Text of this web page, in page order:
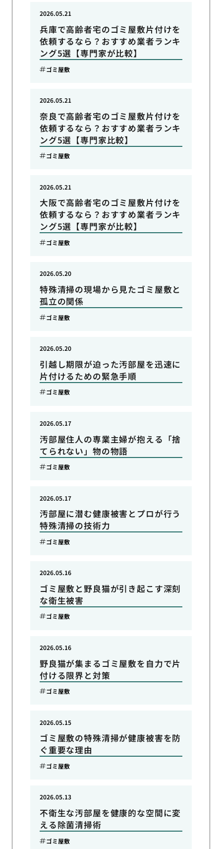
兵庫で高齢者宅のゴミ屋敷片付けを
依頼するなら？おすすめ業者ランキ
ング5選【専門家が比較】
2026.05.21
ゴミ屋敷
奈良で高齢者宅のゴミ屋敷片付けを
依頼するなら？おすすめ業者ランキ
ング5選【専門家比較】
2026.05.21
ゴミ屋敷
大阪で高齢者宅のゴミ屋敷片付けを
依頼するなら？おすすめ業者ランキ
ング5選【専門家が比較】
2026.05.21
ゴミ屋敷
特殊清掃の現場から見たゴミ屋敷と
孤立の関係
2026.05.20
ゴミ屋敷
引越し期限が迫った汚部屋を迅速に
片付けるための緊急手順
2026.05.20
ゴミ屋敷
汚部屋住人の専業主婦が抱える「捨
てられない」物の物語
2026.05.17
ゴミ屋敷
汚部屋に潜む健康被害とプロが行う
特殊清掃の技術力
2026.05.17
ゴミ屋敷
ゴミ屋敷と野良猫が引き起こす深刻
な衛生被害
2026.05.16
ゴミ屋敷
野良猫が集まるゴミ屋敷を自力で片
付ける限界と対策
2026.05.16
ゴミ屋敷
ゴミ屋敷の特殊清掃が健康被害を防
ぐ重要な理由
2026.05.15
ゴミ屋敷
不衛生な汚部屋を健康的な空間に変
える除菌清掃術
2026.05.13
ゴミ屋敷